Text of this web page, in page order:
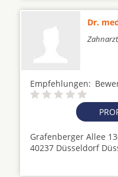
Dr.
Empfehlungen:
Grafenberger Allee
40237 Düsseldorf